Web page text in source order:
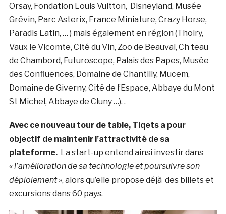
Orsay, Fondation Louis Vuitton, Disneyland, Musée
Grévin, Parc Asterix, France Miniature, Crazy Horse,
Paradis Latin, … ) mais également en région (Thoiry,
Vaux le Vicomte, Cité du Vin, Zoo de Beauval, Ch teau
de Chambord, Futuroscope, Palais des Papes, Musée
des Confluences, Domaine de Chantilly, Mucem,
Domaine de Giverny, Cité de l’Espace, Abbaye du Mont
St Michel, Abbaye de Cluny …). .
Avec ce nouveau tour de table, Tiqets a pour
objectif de maintenir l’attractivité de sa
plateforme. La start-up entend ainsi investir dans
« l’amélioration de sa technologie et poursuivre son
déploiement », alors qu’elle propose déjà des billets et
excursions dans 60 pays.